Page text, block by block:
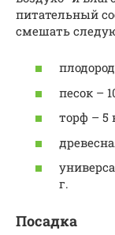
питательный
смешать
песок –
торф – 5
г.
Посадка